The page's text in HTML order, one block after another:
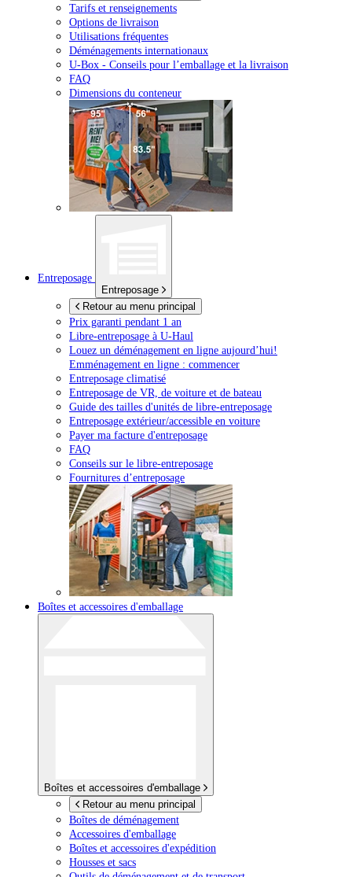
Tarifs et renseignements
Options de livraison
Utilisations fréquentes
Déménagements internationaux
U-Box - Conseils pour l’emballage et la livraison
FAQ
Dimensions du conteneur
Entreposage
Entreposage
Retour au menu principal
Prix garanti pendant 1 an
Libre-entreposage à U-Haul
Louez un déménagement en ligne aujourd’hui!
Emménagement en ligne : commencer
Entreposage climatisé
Entreposage de VR, de voiture et de bateau
Guide des tailles d'unités de libre-entreposage
Entreposage extérieur/accessible en voiture
Payer ma facture d'entreposage
FAQ
Conseils sur le libre-entreposage
Fournitures d’entreposage
Boîtes et accessoires d'emballage
Boîtes et accessoires d'emballage
Retour au menu principal
Boîtes de déménagement
Accessoires d'emballage
Boîtes et accessoires d'expédition
Housses et sacs